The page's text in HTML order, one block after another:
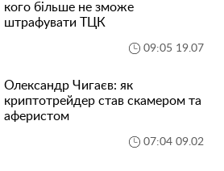
кого більше не зможе
штрафувати ТЦК
09:05 19.07
Олександр Чигаєв: як
криптотрейдер став скамером та
аферистом
07:04 09.02